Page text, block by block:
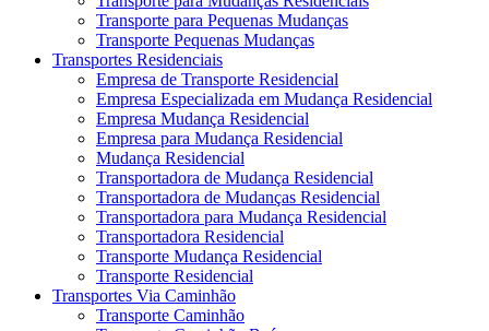
Transporte para Pequenas Mudanças
Transporte Pequenas Mudanças
Transportes Residenciais
Empresa de Transporte Residencial
Empresa Especializada em Mudança Residencial
Empresa Mudança Residencial
Empresa para Mudança Residencial
Mudança Residencial
Transportadora de Mudança Residencial
Transportadora de Mudanças Residencial
Transportadora para Mudança Residencial
Transportadora Residencial
Transporte Mudança Residencial
Transporte Residencial
Transportes Via Caminhão
Transporte Caminhão